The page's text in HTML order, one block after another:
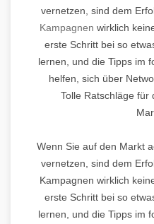
vernetzen, sind dem
Kampagnen wirklich
erste Schritt bei so
lernen, und die Tipps im
helfen, sich über
Tolle Ratschläge für
Wenn Sie auf den Markt
vernetzen, sind dem
Kampagnen wirklich
erste Schritt bei so
lernen, und die Tipps im